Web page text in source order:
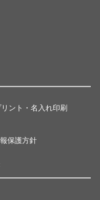
ント・名入れ印刷
保護方針